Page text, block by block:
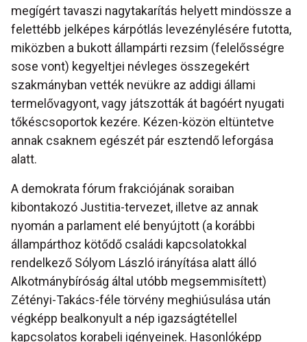
megígért tavaszi nagytakarítás helyett mindössze a
felettébb jelképes kárpótlás levezénylésére futotta,
miközben a bukott állampárti rezsim (felelősségre
sose vont) kegyeltjei névleges összegekért
szakmányban vették nevükre az addigi állami
termelővagyont, vagy játszották át bagóért nyugati
tőkéscsoportok kezére. Kézen-közön eltüntetve
annak csaknem egészét pár esztendő leforgása
alatt.
A demokrata fórum frakciójának soraiban
kibontakozó Justitia-tervezet, illetve az annak
nyomán a parlament elé benyújtott (a korábbi
állampárthoz kötődő családi kapcsolatokkal
rendelkező Sólyom László irányítása alatt álló
Alkotmánybíróság által utóbb megsemmisített)
Zétényi-Takács-féle törvény meghiúsulása után
végképp bealkonyult a nép igazságtétellel
kapcsolatos korabeli igényeinek. Hasonlóképp